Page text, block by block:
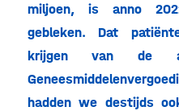
miljoen, is anno
gebleken. Dat
krijgen van de
hadden we destijds